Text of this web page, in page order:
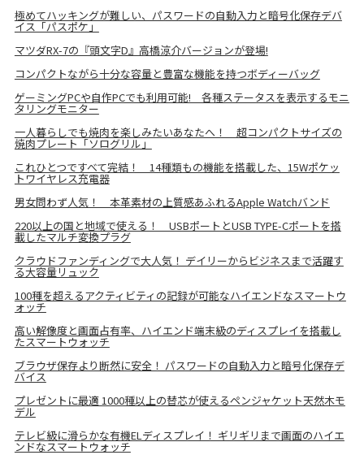
極めてハッキングが難しい、パスワードの自動入力と暗号化保存デバ
イス「パスポケ」
マツダRX-7の『頭文字D』高橋涼介バージョンが登場!
コンパクトながら十分な容量と豊富な機能を持つボディーバッグ
ゲーミングPCや自作PCでも利用可能! 各種ステータスを表示するモニ
タリングモニター
一人暮らしでも焼肉を楽しみたいあなたへ！ 超コンパクトサイズの
焼肉プレート「ソログリル」
これひとつですべて完結！ 14種類もの機能を搭載した、15Wポケッ
トワイヤレス充電器
男女問わず人気！ 本革素材の上質感あふれるApple Watchバンド
220以上の国と地域で使える！ USBポートとUSB TYPE-Cポートを搭
載したマルチ変換プラグ
クラウドファンディングで大人気！ デイリーからビジネスまで活躍す
る大容量リュック
100種を超えるアクティビティの記録が可能なハイエンドなスマートウ
ォッチ
高い解像度と画面占有率、ハイエンド端末級のディスプレイを搭載し
たスマートウォッチ
ブラウザ保存より断然に安全！ パスワードの自動入力と暗号化保存デ
バイス
プレゼントに最適 1000種以上の替芯が使えるペンジャケット天然木モ
デル
テレビ級に滑らかな有機ELディスプレイ！ ギリギリまで画面のハイエ
ンドなスマートウォッチ